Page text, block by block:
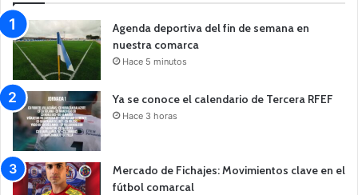
Agenda deportiva del fin de semana en
nuestra comarca
Hace 5 minutos
Ya se conoce el calendario de Tercera RFEF
Hace 3 horas
Mercado de Fichajes: Movimientos clave en el
fútbol comarcal